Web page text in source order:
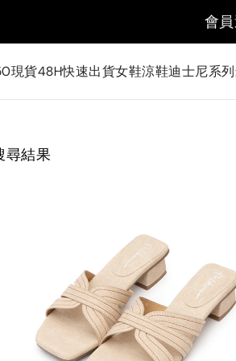
會
現貨48H快速出貨女鞋涼鞋迪士尼系列
尋結果